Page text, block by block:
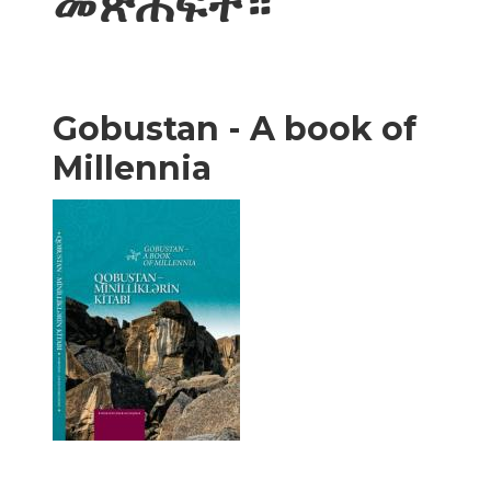
Gobustan - A book of
Millennia